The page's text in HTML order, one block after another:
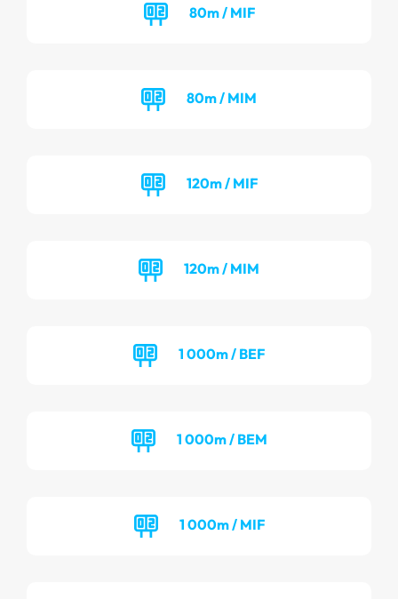
80m / MIF
80m / MIM
120m / MIF
120m / MIM
1 000m / BEF
1 000m / BEM
1 000m / MIF